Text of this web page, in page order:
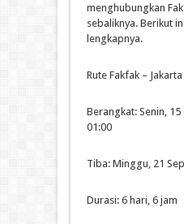
menghubungkan
sebaliknya. Berikut
lengkapnya.
Rute Fakfak – Jakarta
Berangkat: Senin,
01:00
Tiba: Minggu, 21
Durasi: 6 hari, 6 jam